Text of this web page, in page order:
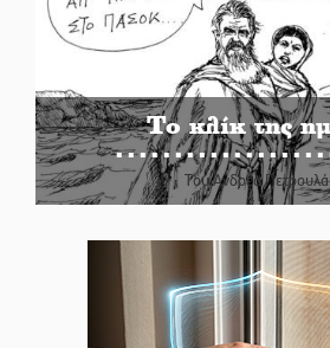
Το κλίκ της
Του Ανδρέα